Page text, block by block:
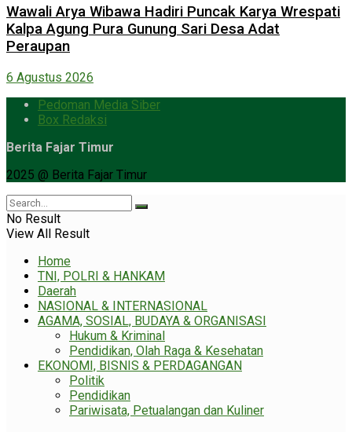
Wawali Arya Wibawa Hadiri Puncak Karya Wrespati
Kalpa Agung Pura Gunung Sari Desa Adat
Peraupan
6 Agustus 2026
Pedoman Media Siber
Box Redaksi
Berita Fajar Timur
2025 @ Berita Fajar Timur
No Result
View All Result
Home
TNI, POLRI & HANKAM
Daerah
NASIONAL & INTERNASIONAL
AGAMA, SOSIAL, BUDAYA & ORGANISASI
Hukum & Kriminal
Pendidikan, Olah Raga & Kesehatan
EKONOMI, BISNIS & PERDAGANGAN
Politik
Pendidikan
Pariwisata, Petualangan dan Kuliner